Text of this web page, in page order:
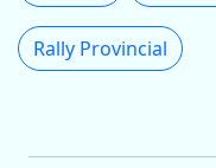
Rally Provincial